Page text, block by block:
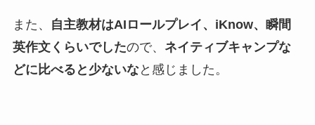
また、
自主教材はAIロールプレイ、iKnow、瞬間
英作文くらいでしたので、 ネイティブキャンプな
どに比べると少ないなと感じました。